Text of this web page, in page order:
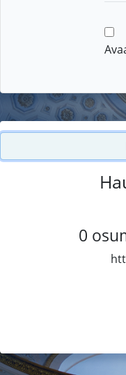
0